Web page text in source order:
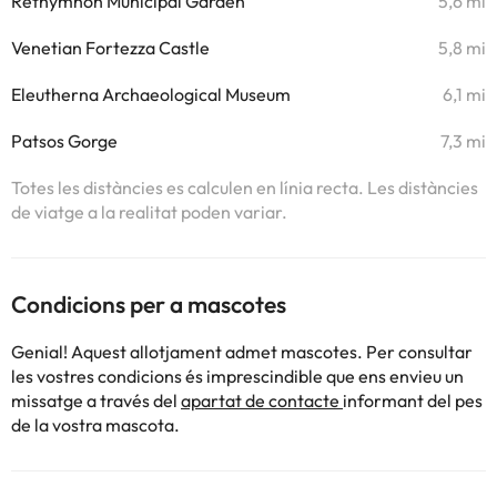
Venetian Fortezza Castle 5,8 mi
Eleutherna Archaeological Museum 6,1 mi
Patsos Gorge 7,3 mi
Totes les distàncies es calculen en línia recta. Les distàncies
de viatge a la realitat poden variar.
Condicions per a mascotes
Genial! Aquest allotjament admet mascotes. Per consultar
les vostres condicions és imprescindible que ens envieu un
missatge a través del apartat de contacte informant del pes
de la vostra mascota.